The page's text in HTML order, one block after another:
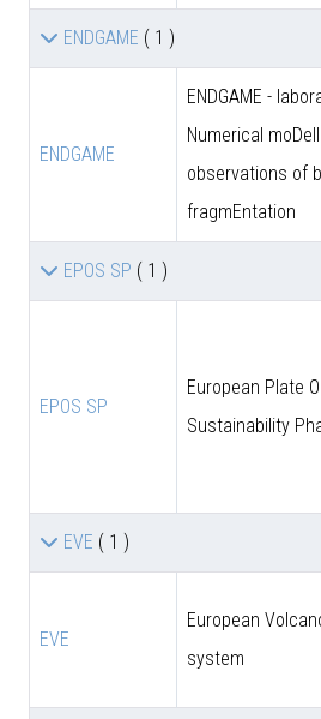
ENDGAME ( 1 )
ENDGAME
ENDGAME -
Numerical
observations of
fragmEntation
EPOS SP ( 1 )
EPOS SP
European Plate
Sustainability
EVE ( 1 )
EVE
European
system